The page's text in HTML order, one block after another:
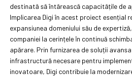
destinată să întărească capacitățile de
Implicarea Digi în acest proiect esențial
expansiunea domeniului său de
companiei la cerințele în continuă
apărare. Prin furnizarea de soluții
infrastructură necesare pentru
inovatoare, Digi contribuie la